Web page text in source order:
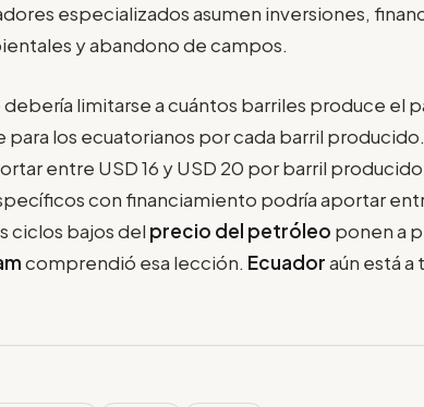
especializados asumen inversiones,
y abandono de campos.
debería limitarse a cuántos barriles produce el
los ecuatorianos por cada barril
entre USD 16 y USD 20 por barril
con financiamiento podría aportar
ciclos bajos del precio del petróleo ponen a
comprendió esa lección. Ecuadoraún está